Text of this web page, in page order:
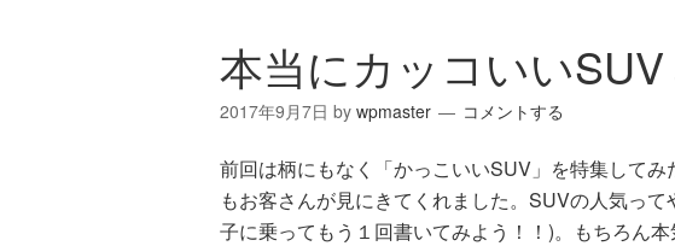
本当にカッコいいSUV
2017年9月7日 by wpmaster コメントする
前回は柄にもなく「かっこいいSUV」を特集して
もお客さんが見にきてくれました。SUVの人気っ
子に乗ってもう１回書いてみよう！！)。もちろん